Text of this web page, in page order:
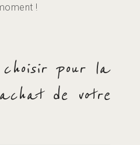
!
choisir pour la
de votre